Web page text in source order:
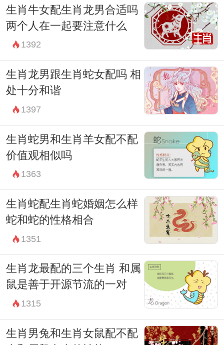
生肖牛女配生肖龙男合适吗
两个人在一起要注意什么
1392
生肖龙男跟生肖蛇女配吗 相
处十分和谐
1397
生肖蛇男和生肖羊女配不配
价值观相似吗
1363
生肖蛇配生肖蛇婚姻怎么样
蛇和蛇的性格相合
1351
生肖龙最配的三个生肖 和属
鼠是善于开源节流的一对
1315
生肖男兔和生肖女鼠配不配